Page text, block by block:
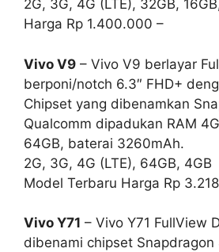
2G, 3G, 4G (LTE), 32GB,
Harga Rp 1.400.000 –
Vivo V9 – Vivo V9 berlayar
berponi/notch 6.3″ FHD+
Chipset yang dibenamkan
Qualcomm dipadukan RAM
64GB, baterai 3260mAh.
2G, 3G, 4G (LTE), 64GB, 4GB
Model Terbaru Harga Rp
Vivo Y71 – Vivo Y71 FullView
dibenami chipset